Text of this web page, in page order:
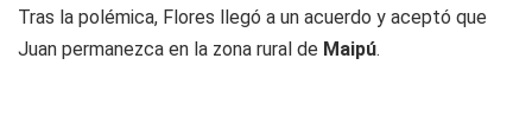
Tras la polémica, Flores llegó a un acuerdo y aceptó que
Juan permanezca en la zona rural de Maipú.